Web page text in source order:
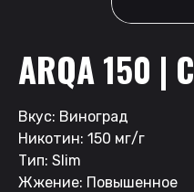
ARQA 150 |
Вкус: Виноград
Никотин: 150 мг/г
Тип: Slim
Жжение: Повышенное